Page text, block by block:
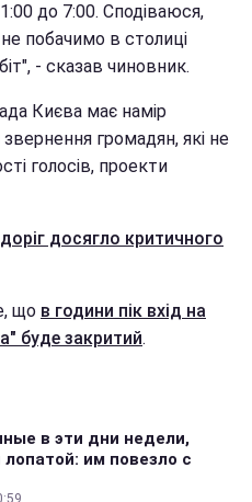
до 7:00. Сподіваюся,
побачимо в столиці
- сказав чиновник.
Києва має намір
громадян, які не
голосів, проекти
досягло критичного
що в години пік вхід на
буде закритий.
в эти дни недели,
лопатой: им повезло с